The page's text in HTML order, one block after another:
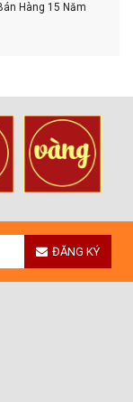
Hàng 15 Năm
ĐĂNG KÝ